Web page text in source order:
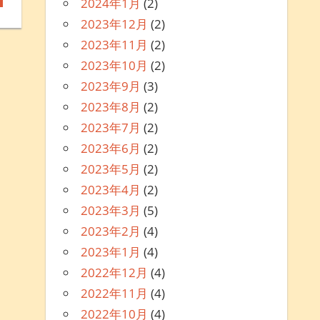
2023年12月 (2)
2023年11月 (2)
2023年10月 (2)
2023年9月 (3)
2023年8月 (2)
2023年7月 (2)
2023年6月 (2)
2023年5月 (2)
2023年4月 (2)
2023年3月 (5)
2023年2月 (4)
2023年1月 (4)
2022年12月 (4)
2022年11月 (4)
2022年10月 (4)